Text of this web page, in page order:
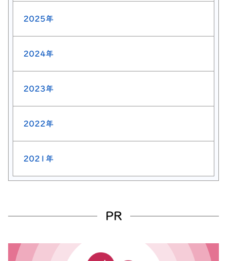
2025年
2024年
2023年
2022年
2021年
PR